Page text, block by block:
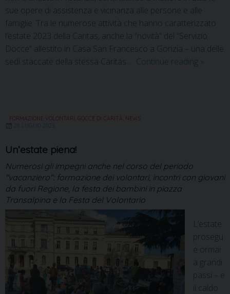
sue opere di assistenza e vicinanza alle persone e alle
famiglie. Tra le numerose attività che hanno caratterizzato
l’estate 2023 della Caritas, anche la “novità” del “Servizio
Docce” allestito in Casa San Francesco a Gorizia – una delle
sedi staccate della stessa Caritas … Continue reading »
FORMAZIONE VOLONTARI GOCCE DI CARITÀ NEWS
28 LUGLIO 2023
Un’estate piena!
Numerosi gli impegni anche nel corso del periodo
"vacanziero": formazione dei volontari, incontri con giovani
da fuori Regione, la festa dei bambini in piazza
Transalpina e la Festa del Volontario
L’estate
prosegu
e ormai
a grandi
passi – e
il caldo